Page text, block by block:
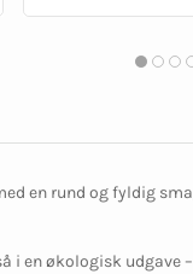
en rund og fyldig
i en økologisk udgave –